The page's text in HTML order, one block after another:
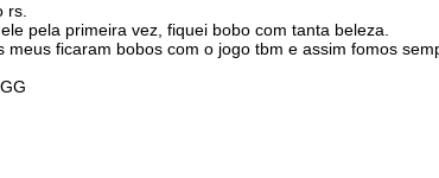
rs.
pela primeira vez, fiquei bobo com tanta beleza.
meus ficaram bobos com o jogo tbm e assim fomos